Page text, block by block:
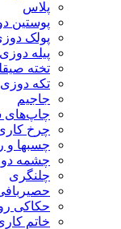
پوستین دوزی
پولک دوزی
پیله دوزی
تخته صیقلی
تکه دوزی (چهل
جاجیم
چاپ‌های سنتی
چرخ کاری
چسبها و روغن ها
چشمه دوزی
چلنگری
حصیربافی
حکاکی رو چرم
خاتم کاری